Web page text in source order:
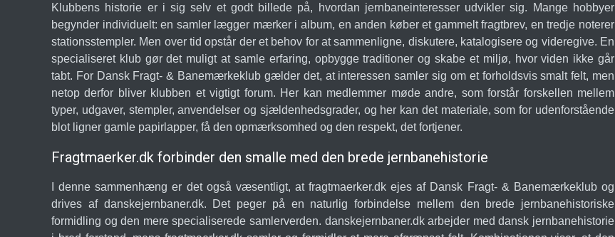
Klubbens historie er i sig selv et godt billede på, hvordan jernbaneinteresser udvikler sig. Mange hobbyer
begynder individuelt: en samler lægger mærker i album, en anden køber et gammelt fragtbrev, en tredje noterer
stationsstempler. Men over tid opstår der et behov for at sammenligne, diskutere, katalogisere og videregive. En
specialiseret klub gør det muligt at samle erfaring, opbygge traditioner og skabe et miljø, hvor viden ikke går
tabt. For Dansk Fragt- & Banemærkeklub gælder det, at interessen samler sig om et forholdsvis smalt felt, men
netop derfor bliver klubben et vigtigt forum. Her kan medlemmer møde andre, som forstår forskellen mellem
typer, udgaver, stempler, anvendelser og sjældenhedsgrader, og her kan det materiale, som for udenforstående
blot ligner gamle papirlapper, få den opmærksomhed og den respekt, det fortjener.
Fragtmaerker.dk forbinder den smalle med den brede jernbanehistorie
I denne sammenhæng er det også væsentligt, at fragtmaerker.dk ejes af Dansk Fragt- & Banemærkeklub og
drives af danskejernbaner.dk. Det peger på en naturlig forbindelse mellem den brede jernbanehistoriske
formidling og den mere specialiserede samlerverden. danskejernbaner.dk arbejder med dansk jernbanehistorie